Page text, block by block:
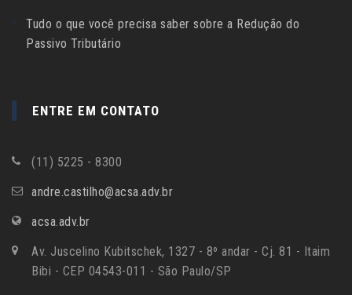
Tudo o que você precisa saber sobre a Redução do
Passivo Tributário
ENTRE EM CONTATO
(11) 5225 - 8300
andre.castilho@acsa.adv.br
acsa.adv.br
Av. Juscelino Kubitschek, 1327 - 8º andar - Cj. 81 - Itaim
Bibi - CEP 04543-011 - São Paulo/SP